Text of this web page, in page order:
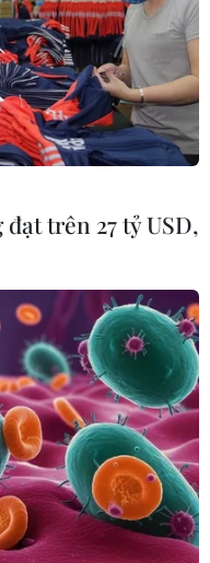
giá vàng châu Á giao
ounce, giá vàng kỳ
USD/ounce.
sang các nước
trên 27 tỷ USD,